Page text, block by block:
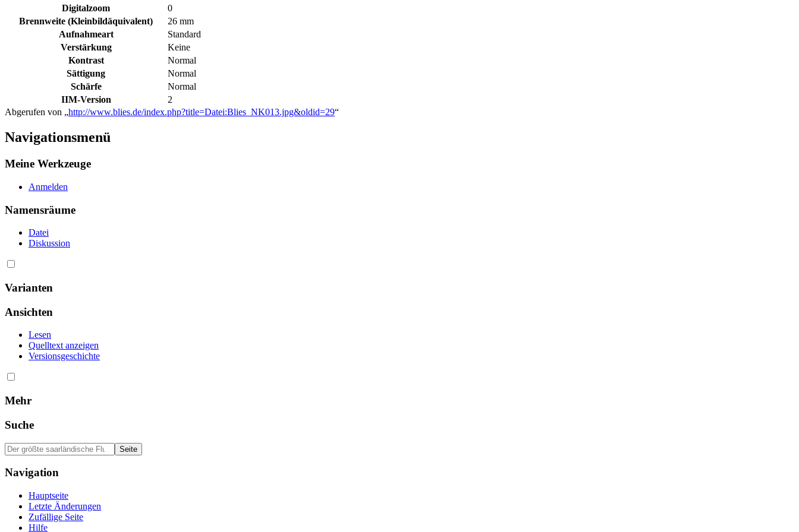
Digitalzoom
0
Brennweite (Kleinbildäquivalent)
26 mm
Aufnahmeart
Standard
Verstärkung
Keine
Kontrast
Normal
Sättigung
Normal
Schärfe
Normal
IIM-Version
2
Abgerufen von „http://www.blies.de/index.php?title=Datei:Blies_NK013.jpg&oldid=29“
Navigationsmenü
Meine Werkzeuge
Anmelden
Namensräume
Datei
Diskussion
Varianten
Ansichten
Lesen
Quelltext anzeigen
Versionsgeschichte
Mehr
Suche
Navigation
Hauptseite
Letzte Änderungen
Zufällige Seite
Hilfe